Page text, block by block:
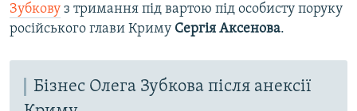
Зубкову з тримання під вартою під особисту поруку
російського глави Криму Сергія Аксенова.
Бізнес Олега Зубкова після анексії